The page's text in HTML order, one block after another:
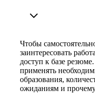
Чтобы
заинтересовать
доступ к базе
применять
образования,
ожиданиям и